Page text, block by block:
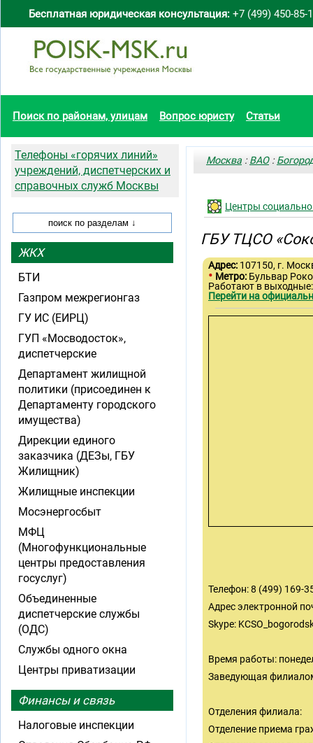
Бесплатная юридическая консультация: +7 (499) 450-85-
Поиск по районам, улицам Вопрос юристу Статьи
Москва :ВАО:
Центры
ГБУ ТЦСО
Адрес: 107150, г.
• Метро: Бульвар
Работают в
Перейти на
Телефон: 8 (499) 169-
Адрес электронной
Skype:
Время работы:
Заведующая
Отделения филиала:
Отделение приема
Телефоны «горячих линий»
учреждений, диспетчерских и
справочных служб Москвы
ЖКХ
БТИ
Газпром межрегионгаз
ГУ ИС (ЕИРЦ)
ГУП «Мосводосток»,
диспетчерские
Департамент жилищной
политики (присоединен к
Департаменту городского
имущества)
Дирекции единого
заказчика (ДЕЗы, ГБУ
Жилищник)
Жилищные инспекции
Мосэнергосбыт
МФЦ
(Многофункциональные
центры предоставления
госуслуг)
Объединенные
диспетчерские службы
(ОДС)
Службы одного окна
Центры приватизации
Финансы и связь
Налоговые инспекции